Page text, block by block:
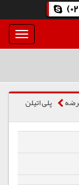
بار
و
پلی اتیلن